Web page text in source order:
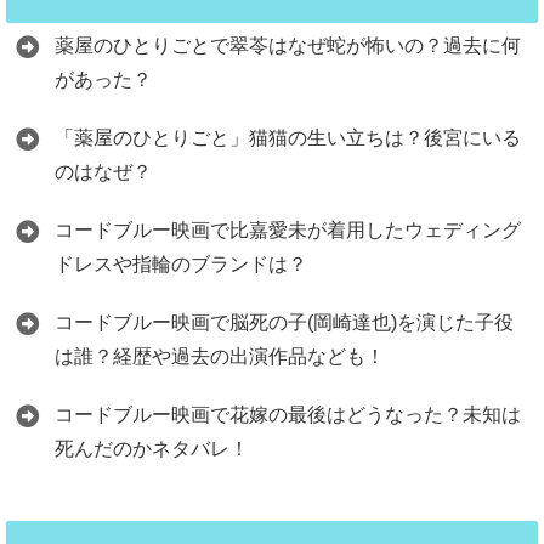
薬屋のひとりごとで翠苓はなぜ蛇が怖いの？過去に何
があった？
「薬屋のひとりごと」猫猫の生い立ちは？後宮にいる
のはなぜ？
コードブルー映画で比嘉愛未が着用したウェディング
ドレスや指輪のブランドは？
コードブルー映画で脳死の子(岡崎達也)を演じた子役
は誰？経歴や過去の出演作品なども！
コードブルー映画で花嫁の最後はどうなった？未知は
死んだのかネタバレ！